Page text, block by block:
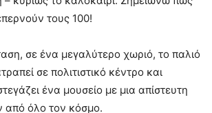
τους 100!
σε ένα μεγαλύτερο χωριό, το παλιό
σε πολιτιστικό κέντρο και
ένα μουσείο με μια απίστευτη
από όλο τον κόσμο.